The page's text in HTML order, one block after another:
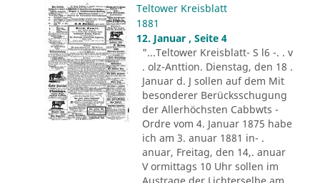
Teltower Kreisblatt
1881
12. Januar , Seite 4
"...Teltower Kreisblatt- S l6 -. . v
. olz-Anttion. Dienstag, den 18 .
Januar d. J sollen auf dem Mit
besonderer Berücksschugung
der Allerhöchsten Cabbwts -
Ordre vom 4. Januar 1875 habe
ich am 3. anuar 1881 in- .
anuar, Freitag, den 14,. anuar
V ormittags 10 Uhr sollen im